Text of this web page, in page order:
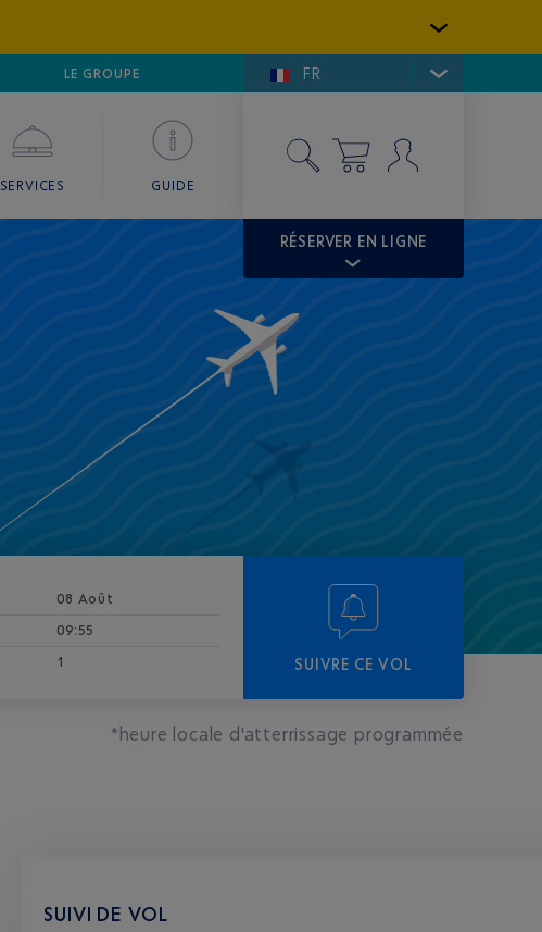
GOLFE DE SAINT-TROPEZ
LE GROUPE FR
SERVICES GUIDE
RÉSERVER EN LIGNE
08 Août
09:55
1 SUIVRE CE VOL
*heure locale d'atterrissage programmée
SUIVI DE VOL